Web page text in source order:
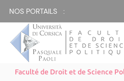
NOS PORTAILS :
Faculté de Droit et de Science